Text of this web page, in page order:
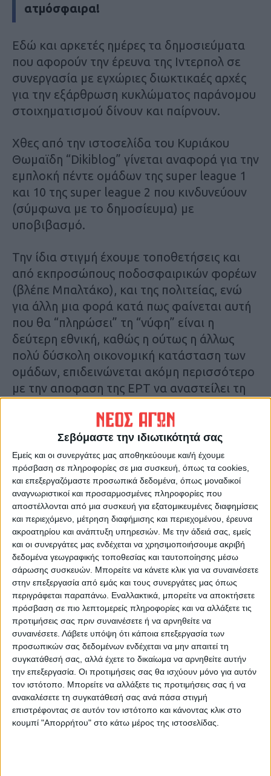
Σεβόμαστε την ιδιωτικότητά σας
Εμείς και οι συνεργάτες μας αποθηκεύουμε και/ή έχουμε
πρόσβαση σε πληροφορίες σε μια συσκευή, όπως τα cookies,
και επεξεργαζόμαστε προσωπικά δεδομένα, όπως μοναδικοί
αναγνωριστικοί και προσαρμοσμένες πληροφορίες που
αποστέλλονται από μια συσκευή για εξατομικευμένες διαφημίσεις
και περιεχόμενο, μέτρηση διαφήμισης και περιεχομένου, έρευνα
ακροατηρίου και ανάπτυξη υπηρεσιών. Με την άδειά σας, εμείς
και οι συνεργάτες μας ενδέχεται να χρησιμοποιήσουμε ακριβή
δεδομένα γεωγραφικής τοποθεσίας και ταυτοποίησης μέσω
σάρωσης συσκευών. Μπορείτε να κάνετε κλικ για να συναινέσετε
στην επεξεργασία από εμάς και τους συνεργάτες μας όπως
περιγράφεται παραπάνω. Εναλλακτικά, μπορείτε να αποκτήσετε
πρόσβαση σε πιο λεπτομερείς πληροφορίες και να αλλάξετε τις
προτιμήσεις σας πριν συναινέσετε ή να αρνηθείτε να
συναινέσετε. Λάβετε υπόψη ότι κάποια επεξεργασία των
προσωπικών σας δεδομένων ενδέχεται να μην απαιτεί τη
συγκατάθεσή σας, αλλά έχετε το δικαίωμα να αρνηθείτε αυτήν
την επεξεργασία. Οι προτιμήσεις σας θα ισχύουν μόνο για αυτόν
τον ιστότοπο. Μπορείτε να αλλάξετε τις προτιμήσεις σας ή να
ανακαλέσετε τη συγκατάθεσή σας ανά πάσα στιγμή
επιστρέφοντας σε αυτόν τον ιστότοπο και κάνοντας κλικ στο
κουμπί "Απορρήτου" στο κάτω μέρος της ιστοσελίδας.
ατμόσφαιρα!
Εδώ και αρκετές ημέρες τα δημοσιεύματα
που αφορούν την έρευνα της Ιντερπολ σε
συνεργασία με εγχώριες διωκτικαές αρχές
για την εξάρθρωση κυκλώματος παράνομου
στοιχηματισμού δίνουν και παίρνουν.
Χθες από την ιστοσελίδα του Κυριάκου
Θωμαϊδη “Dikiblog” γίνεται αναφορά για την
εμπλοκή πέντε ομάδων της super league 1
και 10 της super league 2 που κινδυνεύουν
(σύμφωνα με το δημοσίευμα) με
υποβιβασμό.
Την ίδια στιγμή έχουμε τοποθετήσεις και
από εκπροσώπους ποδοσφαιρικών φορέων
(βλέπε Μπαλτάκο), και της πολιτείας, ενώ
για άλλη μια φορά κατά πως φαίνεται αυτή
που θα “πληρώσει” τη “νύφη” είναι η
δεύτερη εθνική, καθώς η ούτως η άλλως
πολύ δύσκολη οικονομική κατάσταση των
ομάδων, επιδεινώνεται ακόμη περισσότερο
με την αποφαση της ΕΡΤ να αναστείλει τη
Το τραγικό της υπόθεσης είναι ότι οι ομάδες
και οι διοικήσεις τους αντιμετωπίζονται ως
παρίες, παρά το ότι υπάρχει περίπτωση να
μην έχουν σχέση με όλα όσα ακούγονται.
Μαζί δηλαδή με τους επιτήδιους (που δεν
αποκλείεται να τη βγάλουν καθαρή όπως
συνέβη στο koriopolis) βρίσκονται σε
καθεστώς απαξίωσης και εκείνοι που δεν
έχουν καμία εμπλοκή!
Το ακόμη πιο εξωφρενικό της όλης
υπόθεσης είναι ότι μιλάνε για “καθαρότητα”
του ποδοσφαίρου και το παίζουν τιμητές
και εκείνοι που το έχουν φθάσει σ’ αυτά τα
απαξιωτικά επίπεδα και πρωταγωνίστησαν
σε παλαιότερες ανάλογες υποθέσεις!
Ο,τι και να συμβεί στην υπόθεση που